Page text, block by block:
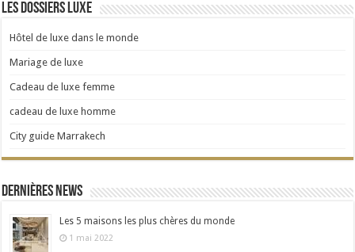
Les dossiers Luxe
Hôtel de luxe dans le monde
Mariage de luxe
Cadeau de luxe femme
cadeau de luxe homme
City guide Marrakech
Dernières news
Les 5 maisons les plus chères du monde
1 mai 2022